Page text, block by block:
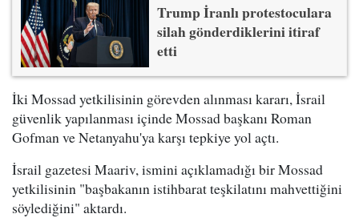
Trump İranlı protestoculara
silah gönderdiklerini itiraf
etti
İki Mossad yetkilisinin görevden alınması kararı, İsrail
güvenlik yapılanması içinde Mossad başkanı Roman
Gofman ve Netanyahu'ya karşı tepkiye yol açtı.
İsrail gazetesi Maariv, ismini açıklamadığı bir Mossad
yetkilisinin "başbakanın istihbarat teşkilatını mahvettiğini
söylediğini" aktardı.